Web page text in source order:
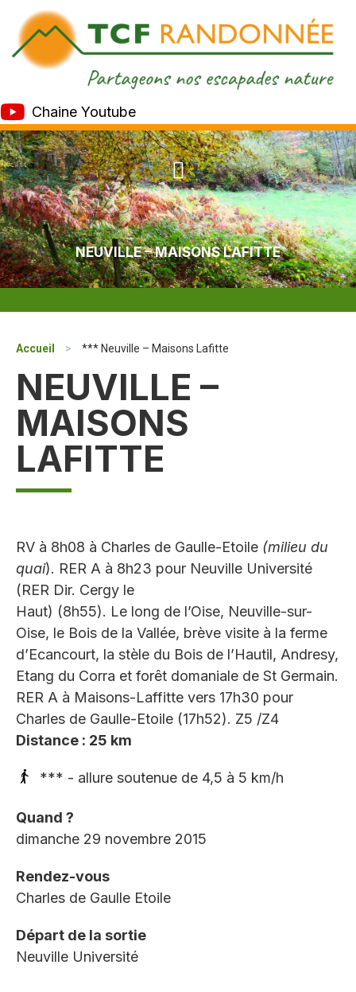
Chaine Youtube
NEUVILLE – MAISONS LAFITTE
Accueil > *** Neuville – Maisons Lafitte
NEUVILLE –
MAISONS
LAFITTE
RV à 8h08 à Charles de Gaulle-Etoile (milieu du
quai). RER A à 8h23 pour Neuville Université
(RER Dir. Cergy le
Haut) (8h55). Le long de l’Oise, Neuville-sur-
Oise, le Bois de la Vallée, brève visite à la ferme
d’Ecancourt, la stèle du Bois de l’Hautil, Andresy,
Etang du Corra et forêt domaniale de St Germain.
RER A à Maisons-Laffitte vers 17h30 pour
Charles de Gaulle-Etoile (17h52). Z5 /Z4
Distance : 25 km
*** - allure soutenue de 4,5 à 5 km/h
Quand ?
dimanche 29 novembre 2015
Rendez-vous
Charles de Gaulle Etoile
Départ de la sortie
Neuville Université